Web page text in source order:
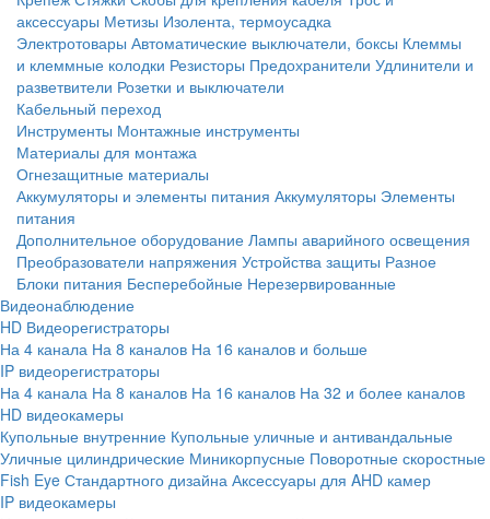
аксессуары Метизы Изолента, термоусадка
Электротовары Автоматические выключатели, боксы Клеммы
и клеммные колодки Резисторы Предохранители Удлинители и
разветвители Розетки и выключатели
Кабельный переход
Инструменты Монтажные инструменты
Материалы для монтажа
Огнезащитные материалы
Аккумуляторы и элементы питания Аккумуляторы Элементы
питания
Дополнительное оборудование Лампы аварийного освещения
Преобразователи напряжения Устройства защиты Разное
Блоки питания Бесперебойные Нерезервированные
Видеонаблюдение
HD Видеорегистраторы
На 4 канала На 8 каналов На 16 каналов и больше
IP видеорегистраторы
На 4 канала На 8 каналов На 16 каналов На 32 и более каналов
HD видеокамеры
Купольные внутренние Купольные уличные и антивандальные
Уличные цилиндрические Миникорпусные Поворотные скоростные
Fish Eye Стандартного дизайна Аксессуары для AHD камер
IP видеокамеры